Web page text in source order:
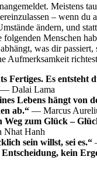
Meistens
– wenn du
ändern, und
Menschen
was dir passiert,
Aufmerksamkeit
Fertiges. Es entsteht
— Dalai Lama
Lebens hängt von
ab.“ — Marcus
Weg zum Glück –
Hanh
sein willst, sei es.“
kein